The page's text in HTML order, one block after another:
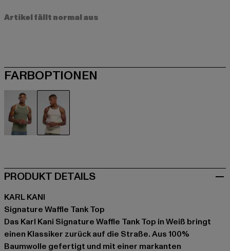
Artikel fällt normal aus
FARBOPTIONEN
PRODUKT DETAILS
KARL KANI
Signature Waffle Tank Top
Das Karl Kani Signature Waffle Tank Top in Weiß bringt
einen Klassiker zurück auf die Straße. Aus 100%
Baumwolle gefertigt und mit einer markanten